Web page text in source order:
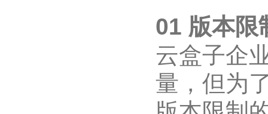
01 版本限
云盒子企
量，但为